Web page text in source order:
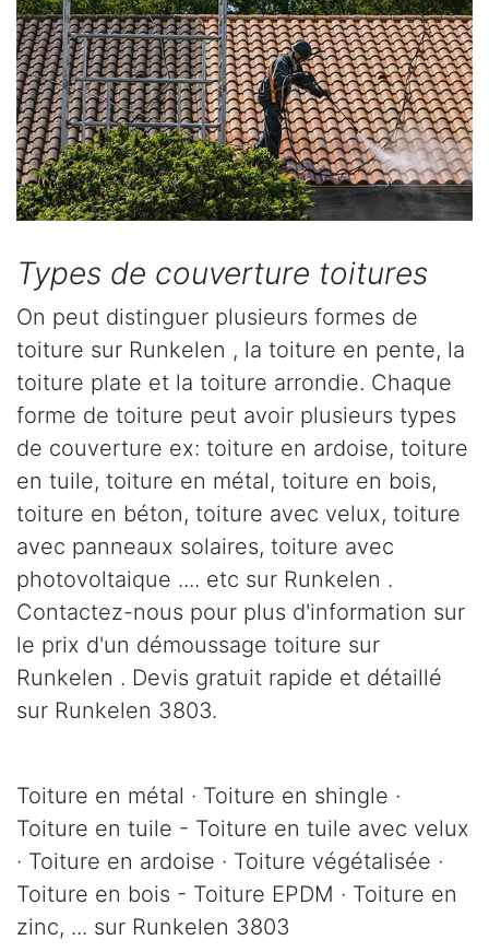
Types de couverture toitures
On peut distinguer plusieurs formes de
toiture sur Runkelen , la toiture en pente, la
toiture plate et la toiture arrondie. Chaque
forme de toiture peut avoir plusieurs types
de couverture ex: toiture en ardoise, toiture
en tuile, toiture en métal, toiture en bois,
toiture en béton, toiture avec velux, toiture
avec panneaux solaires, toiture avec
photovoltaique .... etc sur Runkelen .
Contactez-nous pour plus d'information sur
le prix d'un démoussage toiture sur
Runkelen . Devis gratuit rapide et détaillé
sur Runkelen 3803.
Toiture en métal · Toiture en shingle ·
Toiture en tuile - Toiture en tuile avec velux
· Toiture en ardoise · Toiture végétalisée ·
Toiture en bois - Toiture EPDM · Toiture en
zinc, ... sur Runkelen 3803